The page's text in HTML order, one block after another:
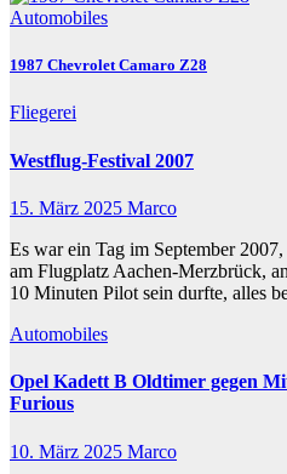
Automobiles
1987 Chevrolet Camaro Z28
Fliegerei
Westflug-Festival 2007
15. März 2025 Marco
Es war ein Tag im September
am Flugplatz Aachen-Merzbrück,
10 Minuten Pilot sein durfte, alles
Automobiles
Opel Kadett B Oldtimer gegen
Furious
10. März 2025 Marco